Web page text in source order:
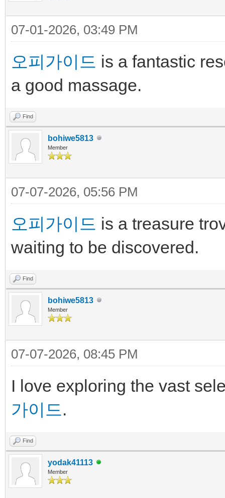
07-01-2026, 03:49 PM
오피가이드 is a fantastic
a good massage.
Find
bohiwe5813
Member
07-07-2026, 05:56 PM
오피가이드 is a treasure
waiting to be discovered.
Find
bohiwe5813
Member
07-07-2026, 08:45 PM
I love exploring the vast
가이드.
Find
yodak41113
Member